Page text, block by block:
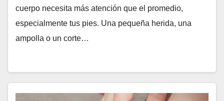
cuerpo necesita más atención que el promedio,
especialmente tus pies. Una pequeña herida, una
ampolla o un corte…